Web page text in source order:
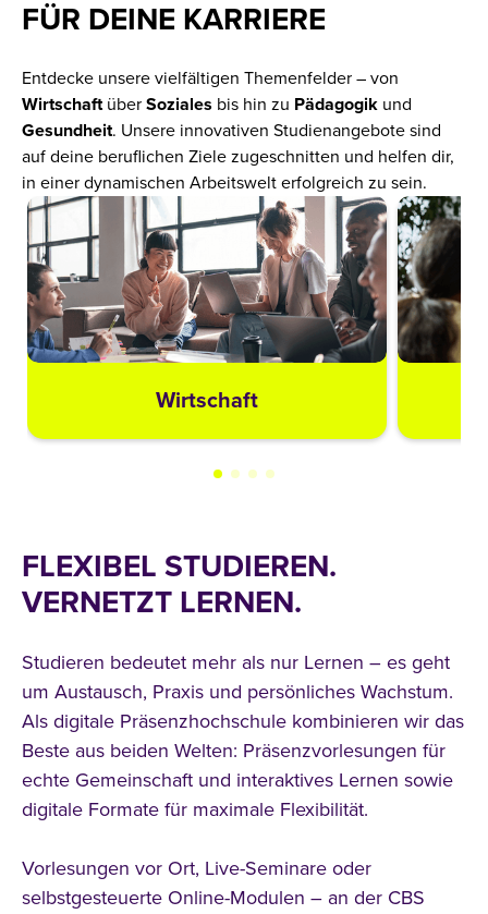
FÜR DEINE KARRIERE
Entdecke unsere vielfältigen Themenfelder – von
Wirtschaftüber Soziales bis hin zu Pädagogik und
Gesundheit. Unsere innovativen Studienangebote sind
auf deine beruflichen Ziele zugeschnitten und helfen dir,
in einer dynamischen Arbeitswelt erfolgreich zu sein.
Wirtschaft
FLEXIBEL STUDIEREN.
VERNETZT LERNEN.
Studieren bedeutet mehr als nur Lernen – es geht
um Austausch, Praxis und persönliches Wachstum.
Als digitale Präsenzhochschule kombinieren wir das
Beste aus beiden Welten: Präsenzvorlesungen für
echte Gemeinschaft und interaktives Lernen sowie
digitale Formate für maximale Flexibilität.
Vorlesungen vor Ort, Live-Seminare oder
selbstgesteuerte Online-Modulen – an der CBS